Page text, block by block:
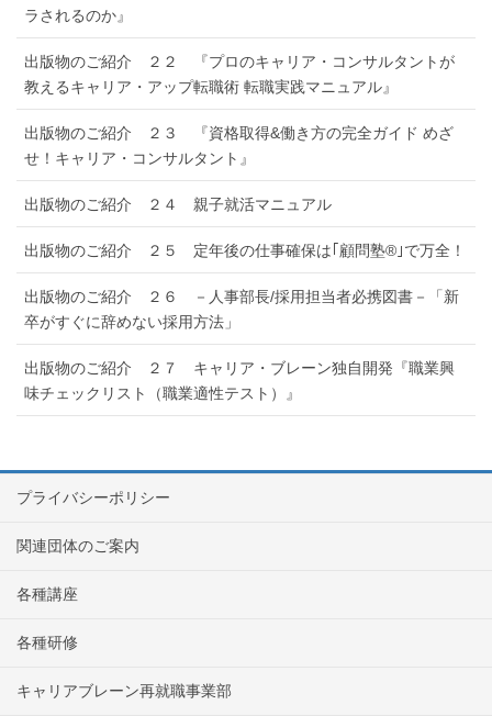
ラされるのか』
出版物のご紹介 ２２ 『プロのキャリア・コンサルタントが
教えるキャリア・アップ転職術 転職実践マニュアル』
出版物のご紹介 ２３ 『資格取得&働き方の完全ガイド めざ
せ！キャリア・コンサルタント』
出版物のご紹介 ２４ 親子就活マニュアル
出版物のご紹介 ２５ 定年後の仕事確保は｢顧問塾®｣で万全！
出版物のご紹介 ２６ －人事部長/採用担当者必携図書－「新
卒がすぐに辞めない採用方法」
出版物のご紹介 ２７ キャリア・ブレーン独自開発『職業興
味チェックリスト（職業適性テスト）』
プライバシーポリシー
関連団体のご案内
各種講座
各種研修
キャリアブレーン再就職事業部